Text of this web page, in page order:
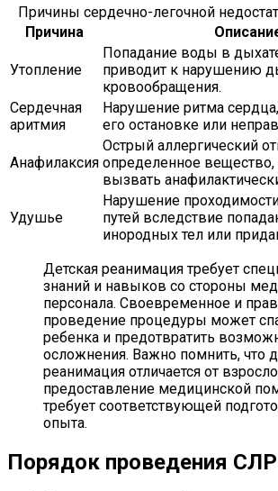
Причины сердечно-легочной
Причина
Утопление
Попадание воды в
приводит к нарушению
кровообращения.
Сердечная
аритмия
Нарушение ритма
его остановке или
Анафилаксия
Острый аллергический
определенное
вызвать
Удушье
Нарушение
путей вследствие
инородных тел или
Детская реанимация требует
знаний и навыков со стороны
персонала. Своевременное и
проведение процедуры может
ребенка и предотвратить
осложнения. Важно помнить, что
реанимация отличается от
предоставление медицинской
требует соответствующей
опыта.
Порядок проведения СЛР